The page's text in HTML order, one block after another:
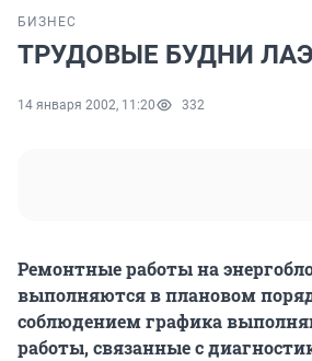
БИЗНЕС
ТРУДОВЫЕ БУДНИ
14 января 2002, 11:20 332
Ремонтные работы на
выполняются в плановом
соблюдением графика
работы, связанные с